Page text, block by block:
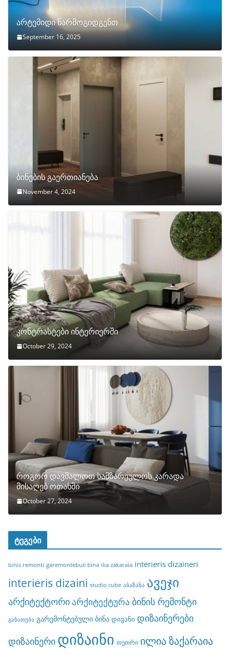
არტემიდი წარმოგიდგენთ
September 16, 2025
ბინების გაერთიანება
November 4, 2024
კონტრასტები ინტერიერში
October 29, 2024
როგორ დავმალოთ სამზარეულოს კარადა
მისაღებ ოთახში
October 27, 2024
ტეგები
binis remonti garemontebuli bina ilia zakaraia interieris dizaineri
interieris dizaini studio cube აბაზანა ავეჯი
არქიტექტორიარქიტექტურა ბინის რემონტი
განათება გარემონტებული ბინა დივანი დიზაინერები
დიზაინერი დიზაინი თეთრი ილია ზაქარაია